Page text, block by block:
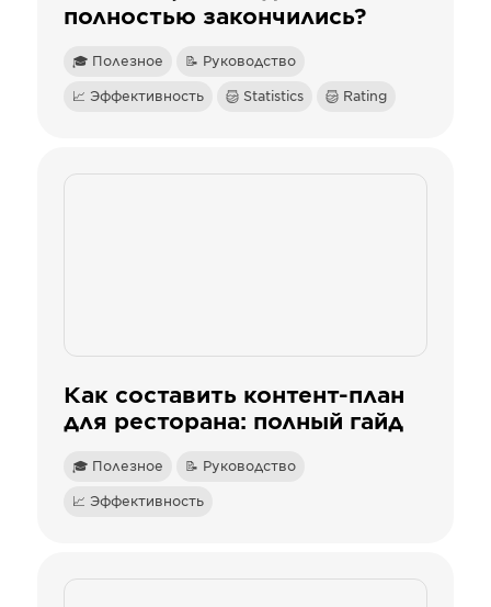
полностью закончились?
🎓 Полезное 📝 Руководство
📈 Эффективность Statistics Rating
Как составить контент-план
для ресторана: полный гайд
🎓 Полезное 📝 Руководство
📈 Эффективность